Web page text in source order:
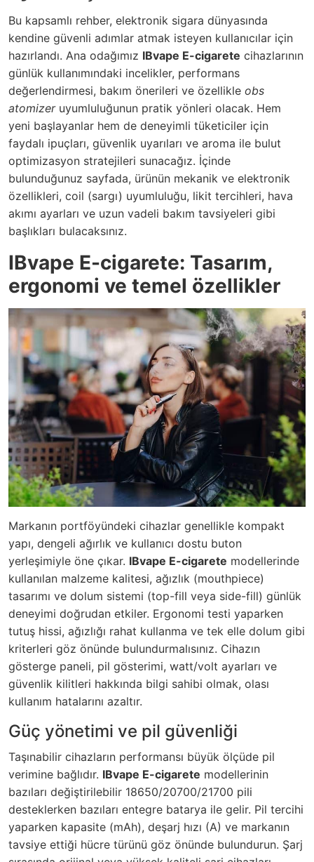
Bu kapsamlı rehber, elektronik sigara dünyasında
kendine güvenli adımlar atmak isteyen kullanıcılar için
hazırlandı. Ana odağımız IBvape E-cigarete cihazlarının
günlük kullanımındaki incelikler, performans
değerlendirmesi, bakım önerileri ve özellikle obs
atomizeruyumluluğunun pratik yönleri olacak. Hem
yeni başlayanlar hem de deneyimli tüketiciler için
faydalı ipuçları, güvenlik uyarıları ve aroma ile bulut
optimizasyon stratejileri sunacağız. İçinde
bulunduğunuz sayfada, ürünün mekanik ve elektronik
özellikleri, coil (sargı) uyumluluğu, likit tercihleri, hava
akımı ayarları ve uzun vadeli bakım tavsiyeleri gibi
başlıkları bulacaksınız.
IBvape E-cigarete: Tasarım,
ergonomi ve temel özellikler
Markanın portföyündeki cihazlar genellikle kompakt
yapı, dengeli ağırlık ve kullanıcı dostu buton
yerleşimiyle öne çıkar. IBvape E-cigarete modellerinde
kullanılan malzeme kalitesi, ağızlık (mouthpiece)
tasarımı ve dolum sistemi (top-fill veya side-fill) günlük
deneyimi doğrudan etkiler. Ergonomi testi yaparken
tutuş hissi, ağızlığı rahat kullanma ve tek elle dolum gibi
kriterleri göz önünde bulundurmalısınız. Cihazın
gösterge paneli, pil gösterimi, watt/volt ayarları ve
güvenlik kilitleri hakkında bilgi sahibi olmak, olası
kullanım hatalarını azaltır.
Güç yönetimi ve pil güvenliği
Taşınabilir cihazların performansı büyük ölçüde pil
verimine bağlıdır. IBvape E-cigarete modellerinin
bazıları değiştirilebilir 18650/20700/21700 pili
desteklerken bazıları entegre batarya ile gelir. Pil tercihi
yaparken kapasite (mAh), deşarj hızı (A) ve markanın
tavsiye ettiği hücre türünü göz önünde bulundurun. Şarj